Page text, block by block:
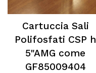
Cartuccia Sali
Polifosfati CSP h
5"AMG come
GF85009404